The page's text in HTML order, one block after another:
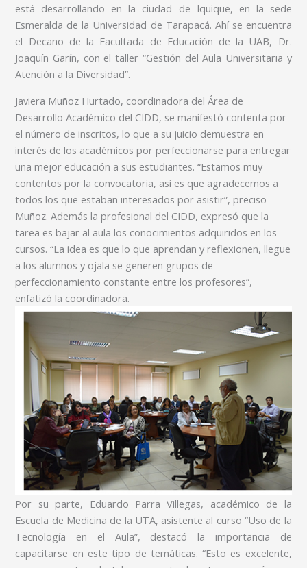
está desarrollando en la ciudad de Iquique, en la sede
Esmeralda de la Universidad de Tarapacá. Ahí se encuentra
el Decano de la Facultada de Educación de la UAB, Dr.
Joaquín Garín, con el taller “Gestión del Aula Universitaria y
Atención a la Diversidad”.
Javiera Muñoz Hurtado, coordinadora del Área de
Desarrollo Académico del CIDD, se manifestó contenta por
el número de inscritos, lo que a su juicio demuestra en
interés de los académicos por perfeccionarse para entregar
una mejor educación a sus estudiantes. “Estamos muy
contentos por la convocatoria, así es que agradecemos a
todos los que estaban interesados por asistir”, preciso
Muñoz. Además la profesional del CIDD, expresó que la
tarea es bajar al aula los conocimientos adquiridos en los
cursos. “La idea es que lo que aprendan y reflexionen, llegue
a los alumnos y ojala se generen grupos de
perfeccionamiento constante entre los profesores”,
enfatizó la coordinadora.
Por su parte, Eduardo Parra Villegas, académico de la
Escuela de Medicina de la UTA, asistente al curso “Uso de la
Tecnología en el Aula”, destacó la importancia de
capacitarse en este tipo de temáticas. “Esto es excelente,